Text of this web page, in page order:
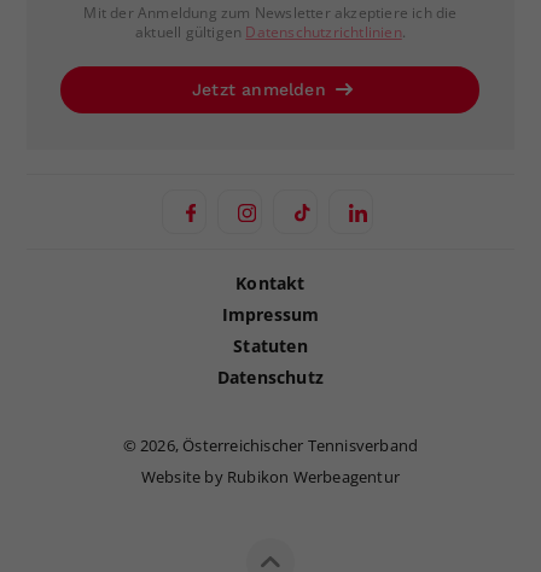
Mit der Anmeldung zum Newsletter akzeptiere ich die
aktuell gültigen Datenschutzrichtlinien.
Jetzt anmelden
Kontakt
Impressum
Statuten
Datenschutz
©2026, Österreichischer Tennisverband
Website by Rubikon Werbeagentur